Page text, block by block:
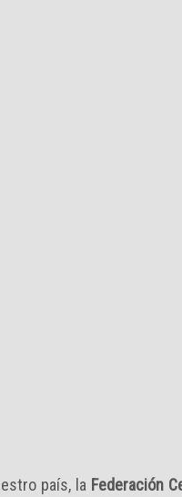
país, la Federación